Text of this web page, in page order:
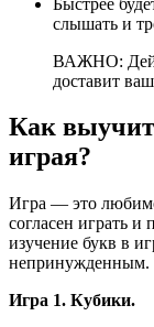
слышать и
ВАЖНО:
доставит
Как
играя?
Игра — это
согласен играть
изучение букв в
непринужденным.
Игра 1. Кубики.